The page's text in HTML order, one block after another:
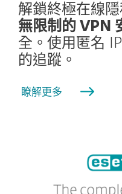
解鎖終極在線
無限制的 VPN
全。使用匿名
的追蹤。
瞭解更多